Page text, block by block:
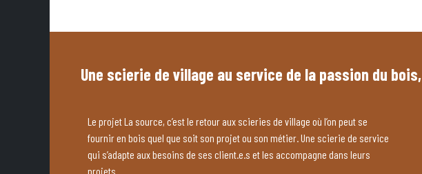
Une scierie de village au service de la passion du bois,
Le projet La source, c’est le retour aux scieries de village où l’on peut se
fournir en bois quel que soit son projet ou son métier. Une scierie de service
qui s’adapte aux besoins de ses client.e.s et les accompagne dans leurs
projets.